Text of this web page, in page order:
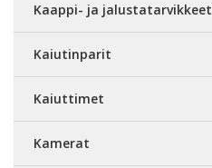
Kaappi- ja jalustatarvikkeet
Kaiutinparit
Kaiuttimet
Kamerat